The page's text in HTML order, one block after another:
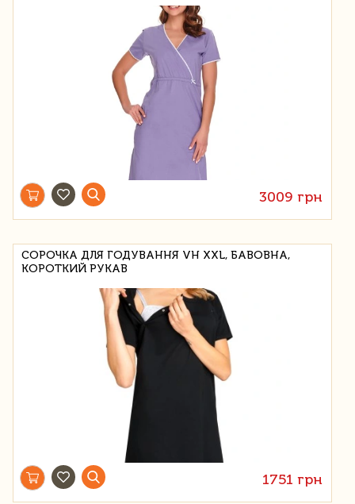
3009 грн
СОРОЧКА ДЛЯ ГОДУВАННЯ VH XXL, БАВОВНА,
КОРОТКИЙ РУКАВ
1751 грн